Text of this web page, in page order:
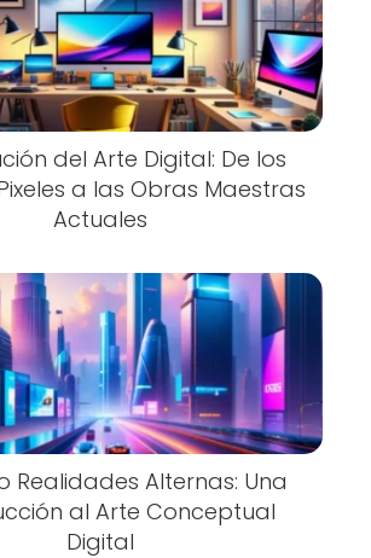
del Arte Digital: De los
a las Obras Maestras
Actuales
Realidades Alternas: Una
al Arte Conceptual
Digital